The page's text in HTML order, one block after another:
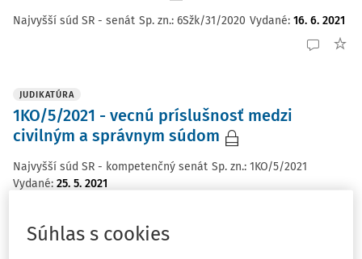
Najvyšší súd SR - senát Sp. zn.: 6Sžk/31/2020 Vydané: 16. 6. 2021
JUDIKATÚRA
1KO/5/2021 - vecnú príslušnosť medzi
civilným a správnym súdom
Najvyšší súd SR - kompetenčný senát Sp. zn.: 1KO/5/2021
Vydané: 25. 5. 2021
Súhlas s cookies